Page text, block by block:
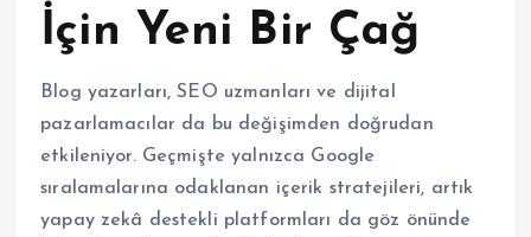
İçin Yeni Bir Çağ
Blog yazarları, SEO uzmanları ve dijital
pazarlamacılar da bu değişimden doğrudan
etkileniyor. Geçmişte yalnızca Google
sıralamalarına odaklanan içerik stratejileri, artık
yapay zekâ destekli platformları da göz önünde